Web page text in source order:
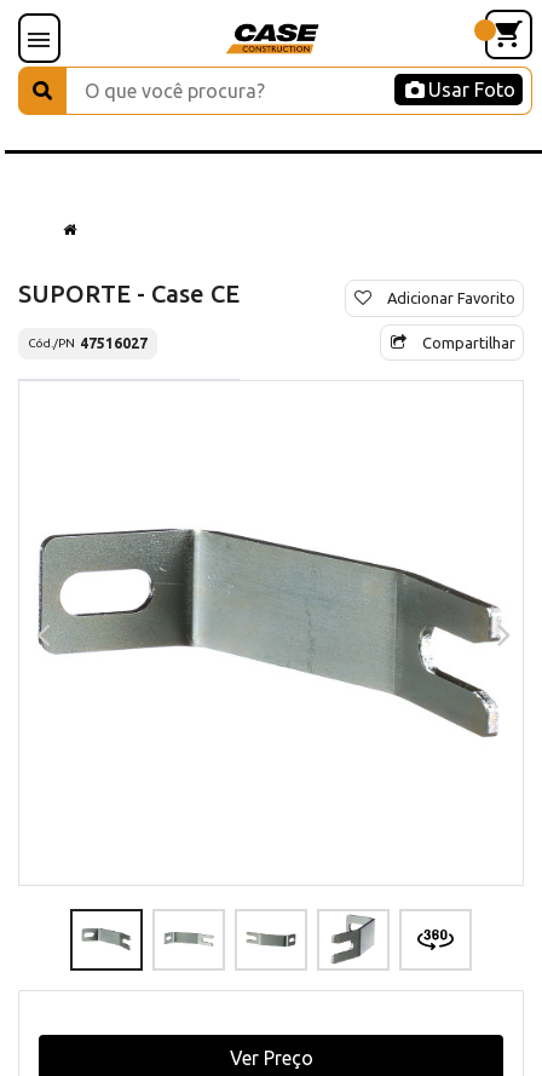
Usar Foto
SUPORTE - Case CE
Cód./PN 47516027
Adicionar Favorito
Compartilhar
Ver Preço